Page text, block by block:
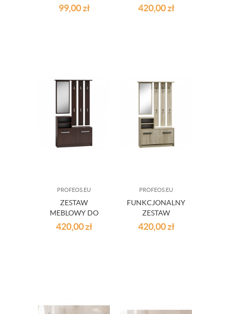
PARASOLE
PARASOLNIK
99,00zł
PRZEDPOKOJU
FOKSAL
420,00zł
PROFEOS.EU
ZESTAW
MEBLOWY DO
PRZEDPOKOJU
FOKSAL - WENGE
420,00zł
PROFEOS.EU
FUNKCJONALNY
ZESTAW
MEBLOWY DO
PRZEDPOKOJU
420,00zł